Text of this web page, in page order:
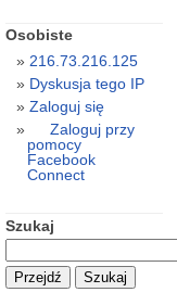
Osobiste
216.73.216.125
Dyskusja tego IP
Zaloguj się
Zaloguj przy
pomocy
Facebook
Connect
Szukaj